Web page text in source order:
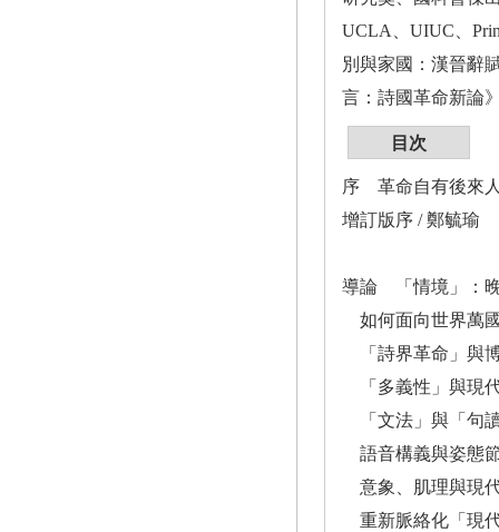
UCLA、UIUC、
別與家國：漢晉辭
言：詩國革命新論
目次
序 革命自有後來
增訂版序 / 鄭毓瑜
導論 「情境」：
如何面向世界萬
「詩界革命」與
「多義性」與現
「文法」與「句
語音構義與姿態
意象、肌理與現
重新脈絡化「現